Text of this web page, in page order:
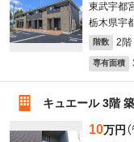
東武宇都
栃木県宇
階数 2階
専有面積
キュエール 3階
10万円